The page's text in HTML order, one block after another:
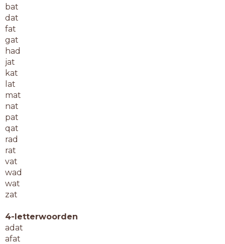
bat
dat
fat
gat
had
jat
kat
lat
mat
nat
pat
qat
rad
rat
vat
wad
wat
zat
4-letterwoorden
adat
afat